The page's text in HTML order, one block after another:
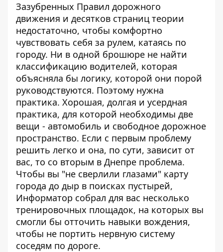
Зазубренных Правил дорожного
движения и десятков страниц теории
недостаточно, чтобы комфортно
чувствовать себя за рулем, катаясь по
городу. Ни в одной брошюре не найти
классификацию водителей, которая
объясняла бы логику, которой они порой
руководствуются. Поэтому нужна
практика. Хорошая, долгая и усердная
практика, для которой необходимы две
вещи - автомобиль и свободное дорожное
пространство. Если с первым проблему
решить легко и она, по сути, зависит от
вас, то со вторым в Днепре проблема.
Чтобы вы "не сверлили глазами" карту
города до дыр в поисках пустырей,
Информатор собрал для вас несколько
тренировочных площадок, на которых вы
смогли бы отточить навыки вождения,
чтобы не портить нервную систему
соседям по дороге.